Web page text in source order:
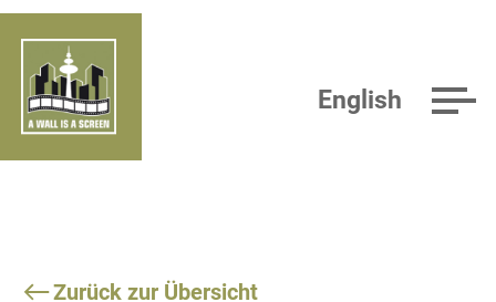
English
Zurück zur Übersicht